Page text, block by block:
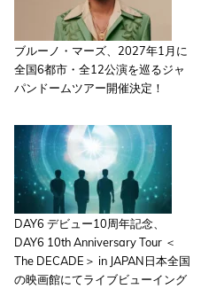
ブルーノ・マーズ、2027年1月に
全国6都市・全12公演を巡るジャ
パンドームツアー開催決定！
DAY6 デビュー10周年記念、
DAY6 10th Anniversary Tour ＜
The DECADE＞ in JAPAN日本全国
の映画館にてライブビューイング